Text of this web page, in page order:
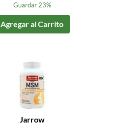
Guardar 23%
Agregar al Carrito
Jarrow